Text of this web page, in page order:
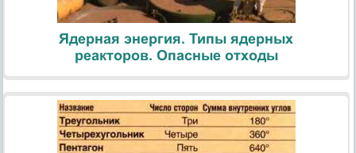
Ядерная энергия. Типы ядерных
реакторов. Опасные отходы